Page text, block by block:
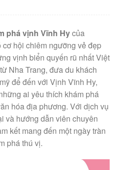
phá vịnh Vĩnh Hycủa
hội chiêm ngưỡng vẻ đẹp
vịnh biển quyến rũ nhất Việt
Nha Trang, đưa du khách
để đến với Vịnh Vĩnh Hy,
ai yêu thích khám phá
hóa địa phương. Với dịch vụ
và hướng dẫn viên chuyên
kết mang đến một ngày tràn
phá thú vị.